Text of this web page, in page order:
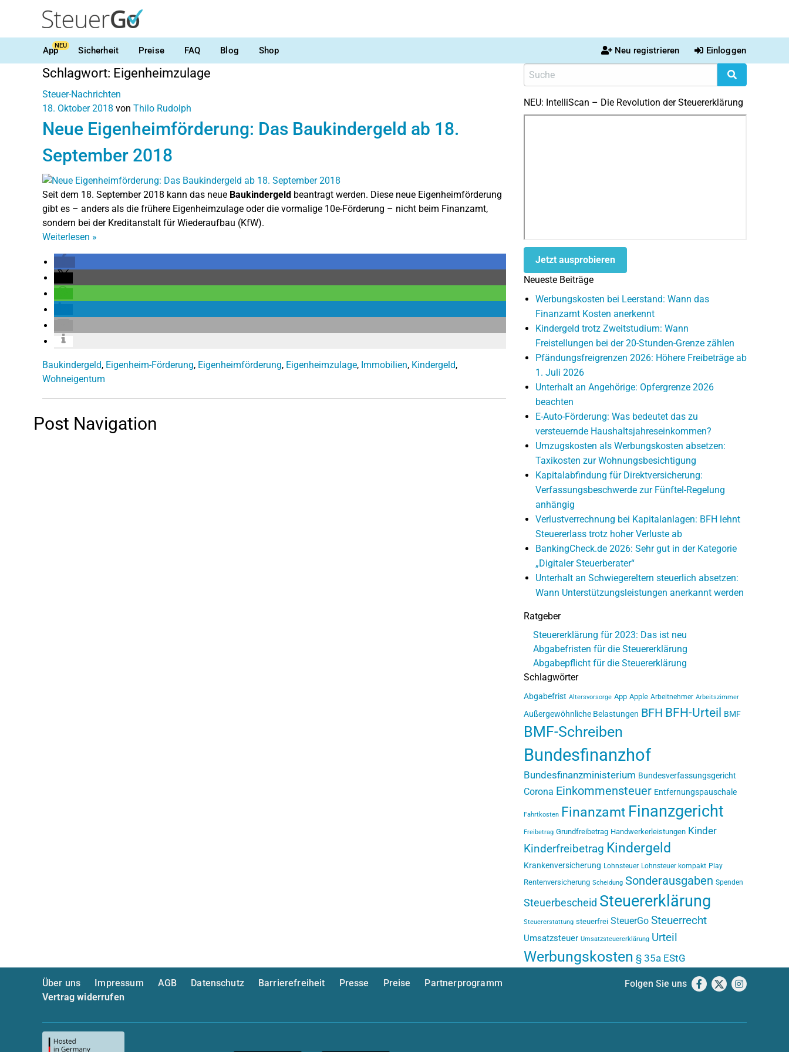
AppNEU Sicherheit Preise FAQ Blog Shop Neu registrieren Einloggen
Schlagwort: Eigenheimzulage
Steuer-Nachrichten
18. Oktober 2018 von Thilo Rudolph
Neue Eigenheimförderung: Das Baukindergeld ab 18.
September 2018
Seit dem 18. September 2018 kann das neue Baukindergeld beantragt werden. Diese neue Eigenheimförderung
gibt es – anders als die frühere Eigenheimzulage oder die vormalige 10e-Förderung – nicht beim Finanzamt,
sondern bei der Kreditanstalt für Wiederaufbau (KfW).
Weiterlesen »
Baukindergeld, Eigenheim-Förderung, Eigenheimförderung, Eigenheimzulage, Immobilien, Kindergeld,
Wohneigentum
Post Navigation
NEU: IntelliScan – Die Revolution der Steuererklärung
Jetzt ausprobieren
Neueste Beiträge
Werbungskosten bei Leerstand: Wann das
Finanzamt Kosten anerkennt
Kindergeld trotz Zweitstudium: Wann
Freistellungen bei der 20-Stunden-Grenze zählen
Pfändungsfreigrenzen 2026: Höhere Freibeträge ab
1. Juli 2026
Unterhalt an Angehörige: Opfergrenze 2026
beachten
E-Auto-Förderung: Was bedeutet das zu
versteuernde Haushaltsjahreseinkommen?
Umzugskosten als Werbungskosten absetzen:
Taxikosten zur Wohnungsbesichtigung
Kapitalabfindung für Direktversicherung:
Verfassungsbeschwerde zur Fünftel-Regelung
anhängig
Verlustverrechnung bei Kapitalanlagen: BFH lehnt
Steuererlass trotz hoher Verluste ab
BankingCheck.de 2026: Sehr gut in der Kategorie
„Digitaler Steuerberater“
Unterhalt an Schwiegereltern steuerlich absetzen:
Wann Unterstützungsleistungen anerkannt werden
Ratgeber
Steuererklärung für 2023: Das ist neu
Abgabefristen für die Steuererklärung
Abgabepflicht für die Steuererklärung
Schlagwörter
Abgabefrist Altersvorsorge App Apple Arbeitnehmer Arbeitszimmer
Außergewöhnliche Belastungen BFH BFH-Urteil BMF
BMF-Schreiben
Bundesfinanzhof
Bundesfinanzministerium Bundesverfassungsgericht
Corona Einkommensteuer Entfernungspauschale
Fahrtkosten Finanzamt Finanzgericht
Freibetrag Grundfreibetrag Handwerkerleistungen Kinder
Kinderfreibetrag Kindergeld
Krankenversicherung Lohnsteuer Lohnsteuer kompakt Play
Rentenversicherung Scheidung Sonderausgaben Spenden
Steuerbescheid Steuererklärung
Steuererstattung steuerfrei SteuerGo Steuerrecht
Umsatzsteuer Umsatzsteuererklärung Urteil
Werbungskosten § 35a EStG
Über uns Impressum AGB Datenschutz Barrierefreiheit Presse Preise
Partnerprogramm
Vertrag widerrufen
Folgen Sie uns Facebook
X Instagram